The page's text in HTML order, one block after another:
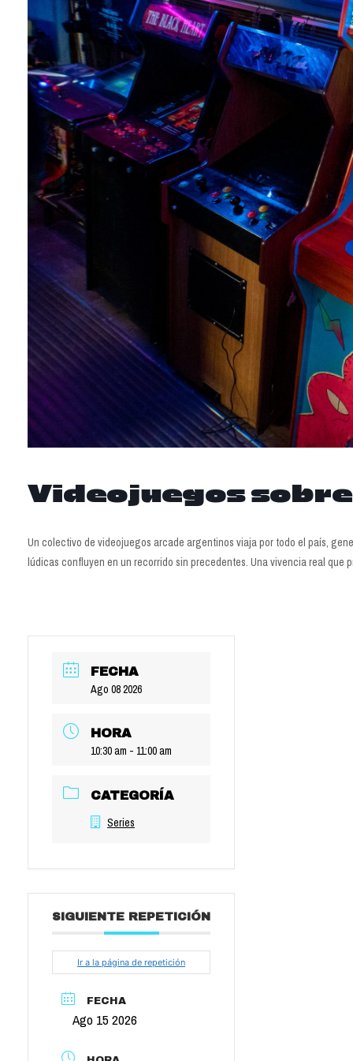
Videojuegos
Un colectivo de videojuegos arcade argentinos viaja por todo el país,
lúdicas confluyen en un recorrido sin precedentes. Una vivencia real que
FECHA
Ago 08 2026
HORA
10:30 am - 11:00 am
CATEGORÍA
Series
SIGUIENTE REPETICIÓN
Ir a la página de repetición
FECHA
Ago 15 2026